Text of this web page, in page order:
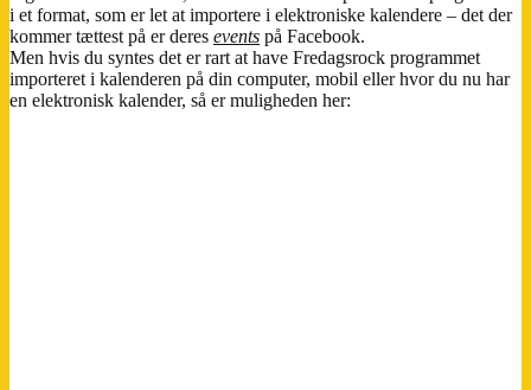
i et format, som er let at importere i elektroniske kalendere – det der
kommer tættest på er deres events på Facebook.
Men hvis du syntes det er rart at have Fredagsrock programmet
importeret i kalenderen på din computer, mobil eller hvor du nu har
en elektronisk kalender, så er muligheden her: